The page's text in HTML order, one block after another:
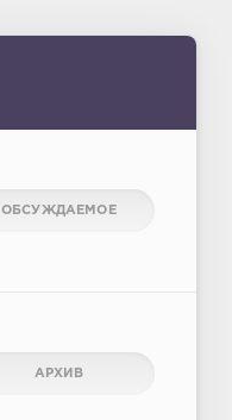
ОБСУЖДАЕМОЕ
АРХИВ